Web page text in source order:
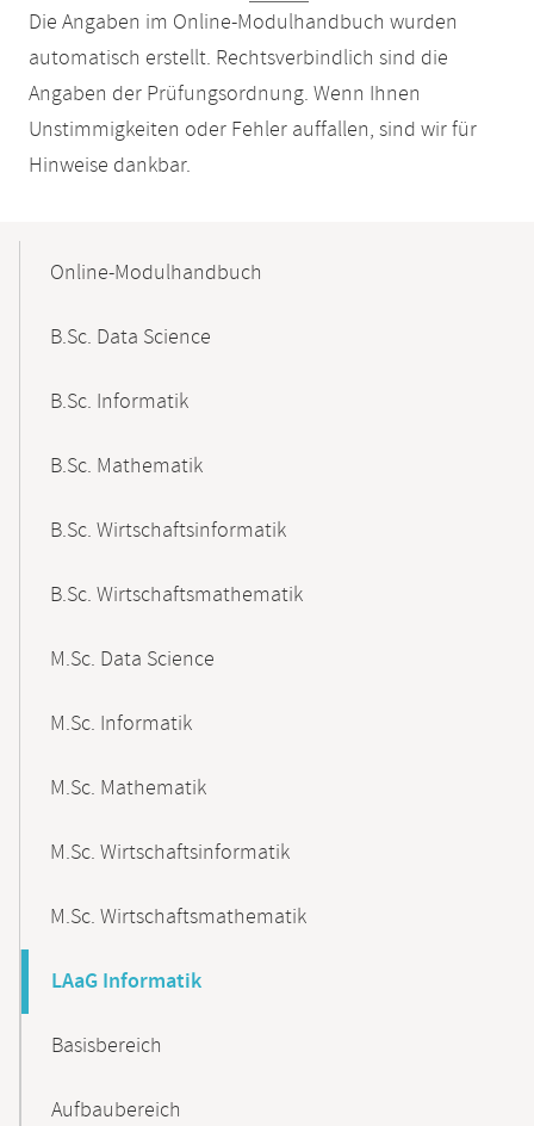
Die Angaben im Online-Modulhandbuch wurden
automatisch erstellt. Rechtsverbindlich sind die
Angaben der Prüfungsordnung. Wenn Ihnen
Unstimmigkeiten oder Fehler auffallen, sind wir für
Hinweise dankbar.
NavigationOnline-Modulhandbuch
B.Sc. Data Science
B.Sc. Informatik
B.Sc. Mathematik
B.Sc. Wirtschaftsinformatik
B.Sc. Wirtschaftsmathematik
M.Sc. Data Science
M.Sc. Informatik
M.Sc. Mathematik
M.Sc. Wirtschaftsinformatik
M.Sc. Wirtschaftsmathematik
LAaG Informatik
Basisbereich
Aufbaubereich